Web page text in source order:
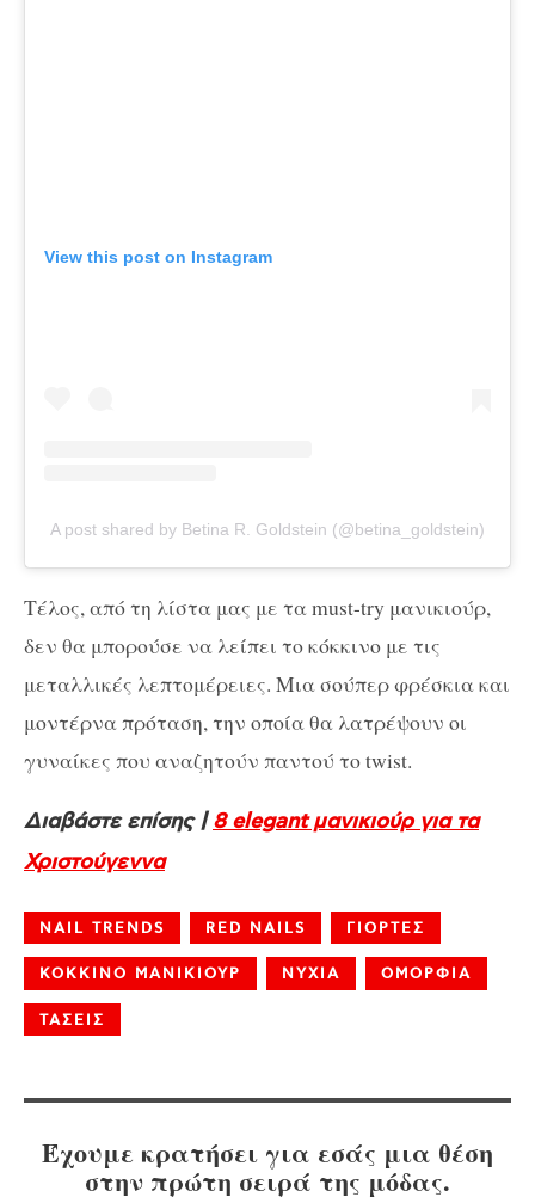
View this post on Instagram
A post shared by Betina R. Goldstein (@betina_goldstein)
Τέλος, από τη λίστα μας με τα must-try μανικιούρ,
δεν θα μπορούσε να λείπει το κόκκινο με τις
μεταλλικές λεπτομέρειες. Μια σούπερ φρέσκια και
μοντέρνα πρόταση, την οποία θα λατρέψουν οι
γυναίκες που αναζητούν παντού το twist.
Διαβάστε επίσης |8 elegant μανικιούρ για τα
Χριστούγεννα
NAIL TRENDS RED NAILS ΓΙΟΡΤΕΣ
ΚΟΚΚΙΝΟ ΜΑΝΙΚΙΟΥΡ ΝΥΧΙΑ ΟΜΟΡΦΙΑ
ΤΑΣΕΙΣ
Έχουμε κρατήσει για εσάς μια θέση
στην πρώτη σειρά της μόδας.